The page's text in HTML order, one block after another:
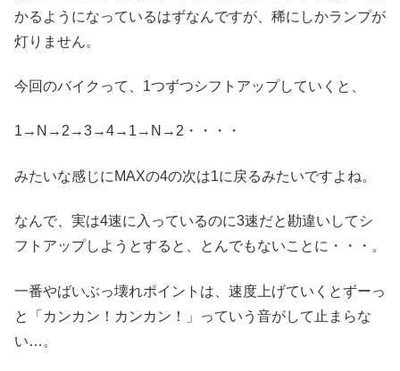
かるようになっているはずなんですが、稀にしかランプが
灯りません。
今回のバイクって、1つずつシフトアップしていくと、
1→N→2→3→4→1→N→2・・・・
みたいな感じにMAXの4の次は1に戻るみたいですよね。
なんで、実は4速に入っているのに3速だと勘違いしてシ
フトアップしようとすると、とんでもないことに・・・。
一番やばいぶっ壊れポイントは、速度上げていくとずーっ
と「カンカン！カンカン！」っていう音がして止まらな
い…。